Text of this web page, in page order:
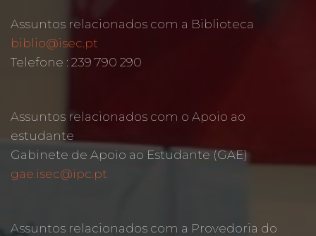
Assuntos relacionados com a Biblioteca
biblio@isec.pt
Telefone : 239 790 290
Assuntos relacionados com o Apoio ao
estudante
Gabinete de Apoio ao Estudante (GAE)
gae.isec@ipc.pt
Assuntos relacionados com a Provedoria do